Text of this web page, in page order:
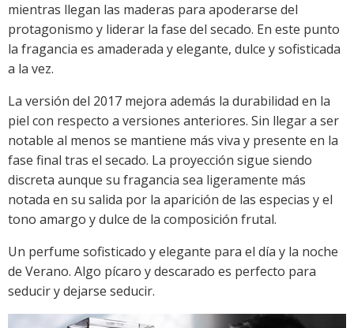
mientras llegan las maderas para apoderarse del
protagonismo y liderar la fase del secado. En este punto
la fragancia es amaderada y elegante, dulce y sofisticada
a la vez.
La versión del 2017 mejora además la durabilidad en la
piel con respecto a versiones anteriores. Sin llegar a ser
notable al menos se mantiene más viva y presente en la
fase final tras el secado. La proyección sigue siendo
discreta aunque su fragancia sea ligeramente más
notada en su salida por la aparición de las especias y el
tono amargo y dulce de la composición frutal.
Un perfume sofisticado y elegante para el día y la noche
de Verano. Algo pícaro y descarado es perfecto para
seducir y dejarse seducir.